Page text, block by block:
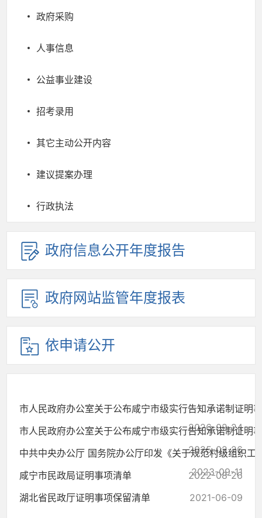
政府采购
人事信息
公益事业建设
招考录用
其它主动公开内容
建议提案办理
行政执法
政府信息公开年度报告
政府网站监管年度报表
依申请公开
市人民政府办公室关于公布咸宁市级实行告知承诺制证明
2026-02-24
市人民政府办公室关于公布咸宁市级实行告知承诺制证明
2025-02-26
中共中央办公厅 国务院办公厅印发《关于规范村级组织工
2023-09-11
咸宁市民政局证明事项清单
2022-08-26
湖北省民政厅证明事项保留清单
2021-06-09